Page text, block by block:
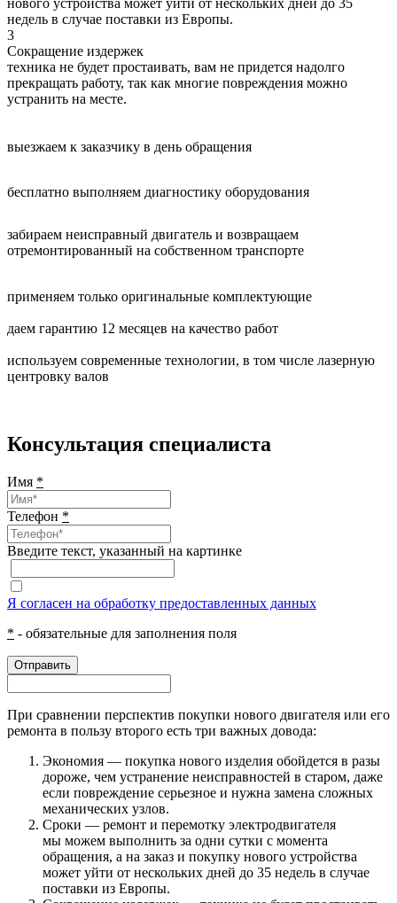
нового устройства может уйти от нескольких дней до 35
недель в случае поставки из Европы.
3
Сокращение издержек
техника не будет простаивать, вам не придется надолго
прекращать работу, так как многие повреждения можно
устранить на месте.
выезжаем к заказчику в день обращения
бесплатно выполняем диагностику оборудования
забираем неисправный двигатель и возвращаем
отремонтированный на собственном транспорте
применяем только оригинальные комплектующие
даем гарантию 12 месяцев на качество работ
используем современные технологии, в том числе лазерную
центровку валов
Консультация специалиста
Имя *
Телефон *
Введите текcт, указанный на картинке
Я согласен на обработку предоставленных данных
* - обязательные для заполнения поля
Отправить
При сравнении перспектив покупки нового двигателя или его
ремонта в пользу второго есть три важных довода:
Экономия — покупка нового изделия обойдется в разы
дороже, чем устранение неисправностей в старом, даже
если повреждение серьезное и нужна замена сложных
механических узлов.
Сроки — ремонт и перемотку электродвигателя
мы можем выполнить за одни сутки с момента
обращения, а на заказ и покупку нового устройства
может уйти от нескольких дней до 35 недель в случае
поставки из Европы.